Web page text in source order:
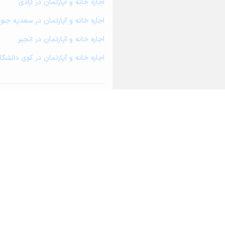
اجاره خانه و آپارتمان در سعدیه
اجاره خانه و آپارتمان در انجیر
اجاره خانه و آپارتمان در کوی